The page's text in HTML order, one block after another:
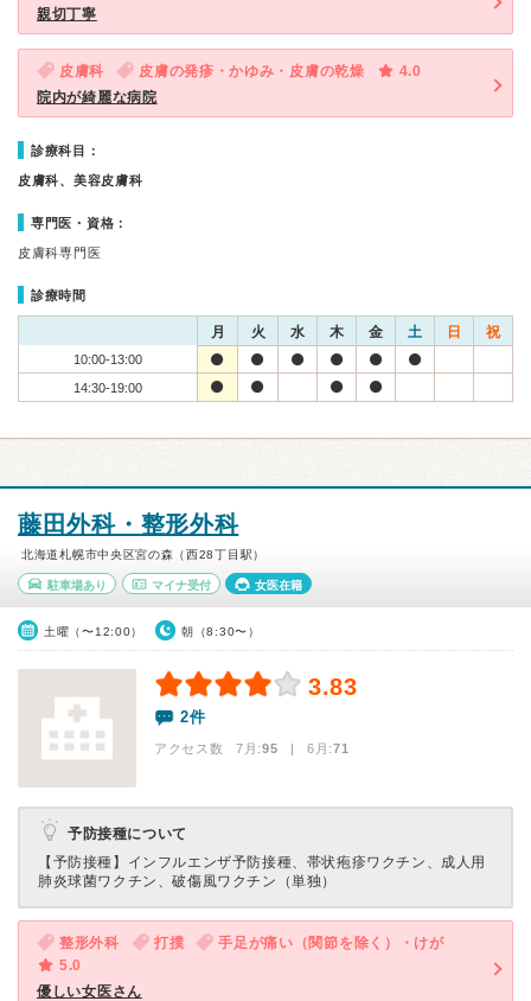
親切丁寧
皮膚科 皮膚の発疹・かゆみ・皮膚の乾燥
4.0
院内が綺麗な病院
診療科目：
皮膚科、美容皮膚科
専門医・資格：
皮膚科専門医
診療時間
月 火 水 木 金 土 日 祝
10:00-13:00
14:30-19:00
藤田外科・整形外科
北海道札幌市中央区宮の森（西28丁目駅）
駐車場あり マイナ受付 女医在籍
土曜（〜12:00） 朝（8:30〜）
3.83
2件
アクセス数 7月:95 | 6月:71
予防接種について
【予防接種】 インフルエンザ予防接種、帯状疱疹ワクチン、成人用
肺炎球菌ワクチン、破傷風ワクチン（単独）
整形外科 打撲
手足が痛い（関節を除く）・けが
5.0
優しい女医さん